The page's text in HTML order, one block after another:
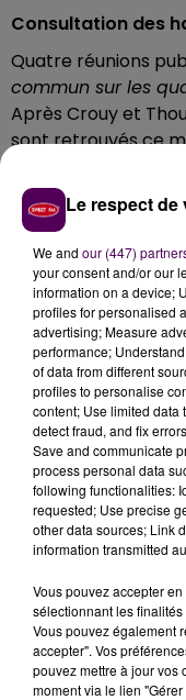
Consultation des
Quatre réunions
commun sur les
Après Crouy et
sont retrouvés ce
à Saint-Laurent ce
L’objectif est clair :
réflexions, et le cas
malentendus. "
circulent,
augmenterait
C’est faux !"En
atteindrait les 6
forcément un
Des
Les mairies vont-
des élus de
commune va
auxquelles les
leur décision, et
création au 1er
échéance, sinon, il
municipales de
pas contre la
Le respect
We and our (447)
your consent and/or our
information on a device;
profiles for personalised
advertising; Measure
performance;
of data from different
profiles to personalise
content; Use limited data
detect fraud, and fix
Save and communicate
process personal data
following functionalities:
requested; Use precise
other data sources; Link
information transmitted
Vous pouvez accepter
sélectionnant les
Vous pouvez également
accepter". Vos
pouvez mettre à jour vos
moment via le lien